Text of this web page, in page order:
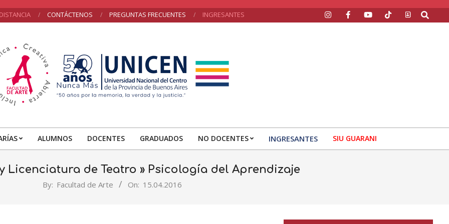
CONTÁCTENOS PREGUNTAS FRECUENTES INGRESANTES Search
Menu
ALUMNOS DOCENTES GRADUADOS NO DOCENTES INGRESANTES SIU GUARANI
Licenciatura de Teatro » Psicología del Aprendizaje
By: Facultad de Arte On: 15.04.2016